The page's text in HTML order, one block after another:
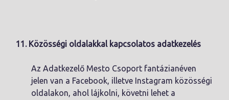
11. Közösségi oldalakkal kapcsolatos adatkezelés
Az Adatkezelő Mesto Csoport fantázianéven
jelen van a Facebook, illetve Instagram közösségi
oldalakon, ahol lájkolni, követni lehet a